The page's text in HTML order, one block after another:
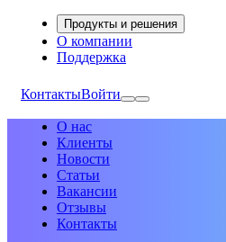
Продукты и решения
О компании
Поддержка
КонтактыВойти
О нас
Клиенты
Новости
Статьи
Вакансии
Отзывы
Контакты